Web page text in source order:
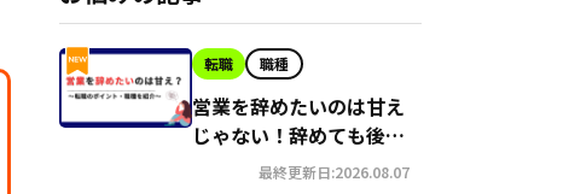
転職 職種
営業を辞めたいのは甘え
じゃない！辞めても後悔
しない理由とは？
最終更新日:2026.08.07